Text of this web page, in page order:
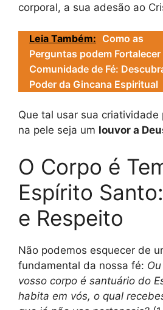
corporal, a sua adesão ao
Leia Também: Como as
Perguntas podem Fortalecer
Comunidade de Fé:
Poder da Gincana Espiritual
Que tal usar sua criatividade
na pele seja um louvor a
O Corpo é
Espírito
e Respeito
Não podemos esquecer de
fundamental da nossa fé:
vosso corpo é santuário do
habita em vós, o qual